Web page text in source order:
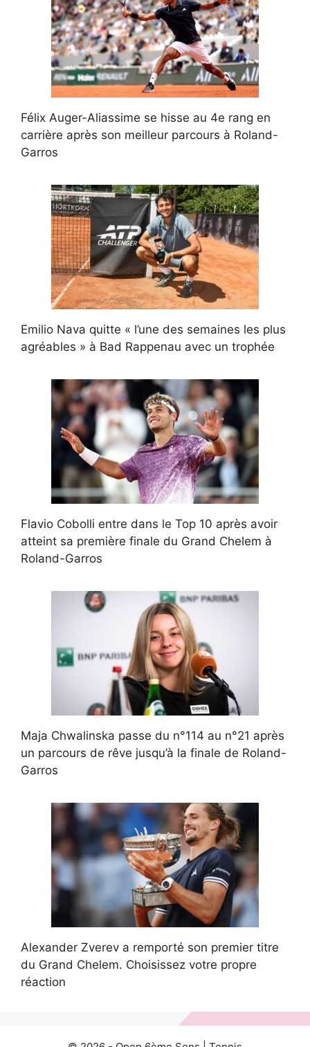
Félix Auger-Aliassime se hisse au 4e rang en
carrière après son meilleur parcours à Roland-
Garros
Emilio Nava quitte « l’une des semaines les plus
agréables » à Bad Rappenau avec un trophée
Flavio Cobolli entre dans le Top 10 après avoir
atteint sa première finale du Grand Chelem à
Roland-Garros
Maja Chwalinska passe du n°114 au n°21 après
un parcours de rêve jusqu’à la finale de Roland-
Garros
Alexander Zverev a remporté son premier titre
du Grand Chelem. Choisissez votre propre
réaction